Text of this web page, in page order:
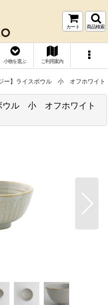
カート 商品検索
小物を選ぶ ご利用案内
ジー】ライスボウル 小 オフホワイト
ウル 小 オフホワイト